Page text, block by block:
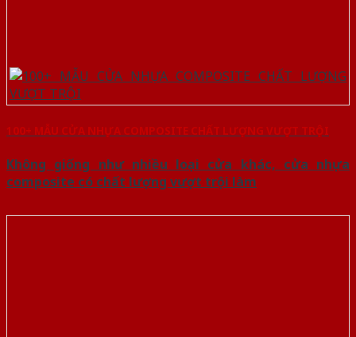
100+ MẪU CỬA NHỰA COMPOSITE CHẤT LƯỢNG VƯỢT TRỘI
Không giống như nhiều loại cửa khác, cửa nhựa
composite có chất lượng vượt trội làm